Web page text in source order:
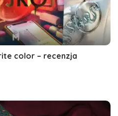
color – recenzja